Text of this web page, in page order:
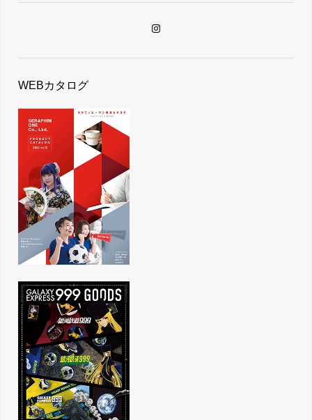
WEBカタログ